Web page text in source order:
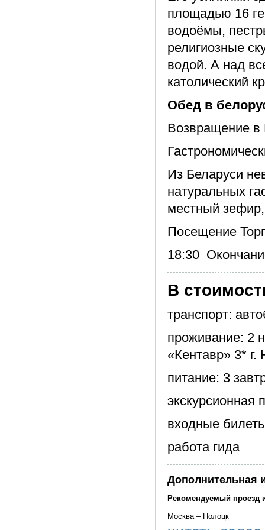
площадью 16
водоёмы,
религиозные
водой. А над
католический
Обед в
Возвращение в
Из Беларуси
натуральных
местный
Посещение
18:30
В
транспорт:
проживание: 2
«Кентавр» 3*
питание: 3
экскурсионная
входные
работа гида
Дополнительная
Рекомендуемый проезд
Москва – Полоцк